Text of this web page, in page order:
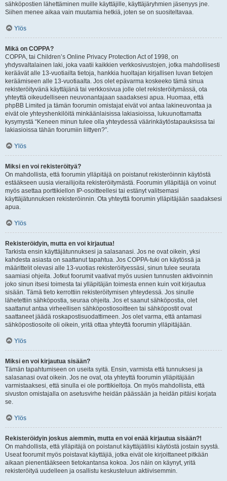
sähköpostien lähettäminen muille käyttäjille, käyttäjäryhmien jäsenyys jne.
Siihen menee aikaa vain muutamia hetkiä, joten se on suositeltavaa.
Ylös
Mikä on COPPA?
COPPA, tai Children’s Online Privacy Protection Act of 1998, on
yhdysvaltalainen laki, joka vaatii kaikkien verkkosivustojen, jotka mahdollisesti
keräävät alle 13-vuotiailta tietoja, hankkia huoltajan kirjallisen luvan tietojen
keräämiseen alle 13-vuotiaalta. Jos olet epävarma koskeeko tämä sinua
rekisteröityvänä käyttäjänä tai verkkosivua jolle olet rekisteröitymässä, ota
yhteyttä oikeudelliseen neuvonantajaan saadaksesi apua. Huomaa, että
phpBB Limited ja tämän foorumin omistajat eivät voi antaa lakineuvontaa ja
eivät ole yhteyshenkilöitä minkäänlaisissa lakiasioissa, lukuunottamatta
kysymystä “Keneen minun tulee olla yhteydessä väärinkäytöstapauksissa tai
lakiasioissa tähän foorumiin liittyen?”.
Ylös
Miksi en voi rekisteröityä?
On mahdollista, että foorumin ylläpitäjä on poistanut rekisteröinnin käytöstä
estääkseen uusia vierailijoita rekisteröitymästä. Foorumin ylläpitäjä on voinut
myös asettaa porttikiellon IP-osoitteellesi tai estänyt valitsemasi
käyttäjätunnuksen rekisteröinnin. Ota yhteyttä foorumin ylläpitäjään saadaksesi
apua.
Ylös
Rekisteröidyin, mutta en voi kirjautua!
Tarkista ensin käyttäjätunnuksesi ja salasanasi. Jos ne ovat oikein, yksi
kahdesta asiasta on saattanut tapahtua. Jos COPPA-tuki on käytössä ja
määrittelit olevasi alle 13-vuotias rekisteröityessäsi, sinun tulee seurata
saamiasi ohjeita. Jotkut foorumit vaativat myös uusien tunnusten aktivoinnin
joko sinun itsesi toimesta tai ylläpitäjän toimesta ennen kuin voit kirjautua
sisään. Tämä tieto kerrottiin rekisteröitymisen yhteydessä. Jos sinulle
lähetettiin sähköpostia, seuraa ohjeita. Jos et saanut sähköpostia, olet
saattanut antaa virheellisen sähköpostiosoitteen tai sähköpostit ovat
saattaneet jäädä roskapostisuodattimeen. Jos olet varma, että antamasi
sähköpostiosoite oli oikein, yritä ottaa yhteyttä foorumin ylläpitäjään.
Ylös
Miksi en voi kirjautua sisään?
Tämän tapahtumiseen on useita syitä. Ensin, varmista että tunnuksesi ja
salasanasi ovat oikein. Jos ne ovat, ota yhteyttä foorumin ylläpitäjään
varmistaaksesi, että sinulla ei ole porttikieltoja. On myös mahdollista, että
sivuston omistajalla on asetusvirhe heidän päässään ja heidän pitäisi korjata
se.
Ylös
Rekisteröidyin joskus aiemmin, mutta en voi enää kirjautua sisään?!
On mahdollista, että ylläpitäjä on poistanut käyttäjätilisi käytöstä jostain syystä.
Useat foorumit myös poistavat käyttäjiä, jotka eivät ole kirjoittaneet pitkään
aikaan pienentääkseen tietokantansa kokoa. Jos näin on käynyt, yritä
rekisteröityä uudelleen ja osallistu keskusteluun aktiivisemmin.